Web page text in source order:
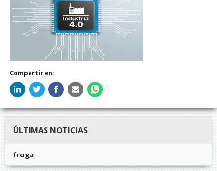
Compartir en:
ÚLTIMAS NOTICIAS
froga